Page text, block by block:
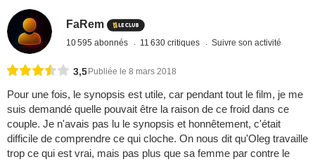
FaRem
10 595 abonnés 11 630 critiques Suivre son activité
3,5 Publiée le 8 mars 2018
Pour une fois, le synopsis est utile, car pendant tout le film, je me
suis demandé quelle pouvait être la raison de ce froid dans ce
couple. Je n'avais pas lu le synopsis et honnêtement, c'était
difficile de comprendre ce qui cloche. On nous dit qu'Oleg travaille
trop ce qui est vrai, mais pas plus que sa femme par contre le